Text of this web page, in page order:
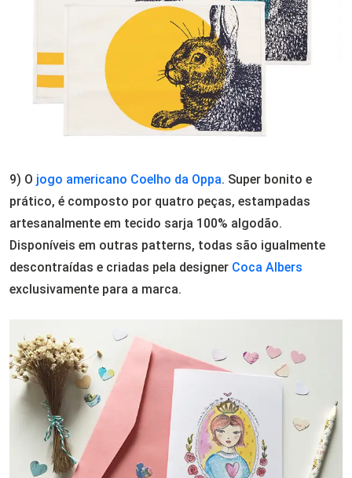
9) O jogo americano Coelho da Oppa. Super bonito e
prático, é composto por quatro peças, estampadas
artesanalmente em tecido sarja 100% algodão.
Disponíveis em outras patterns, todas são igualmente
descontraídas e criadas pela designer Coca Albers
exclusivamente para a marca.